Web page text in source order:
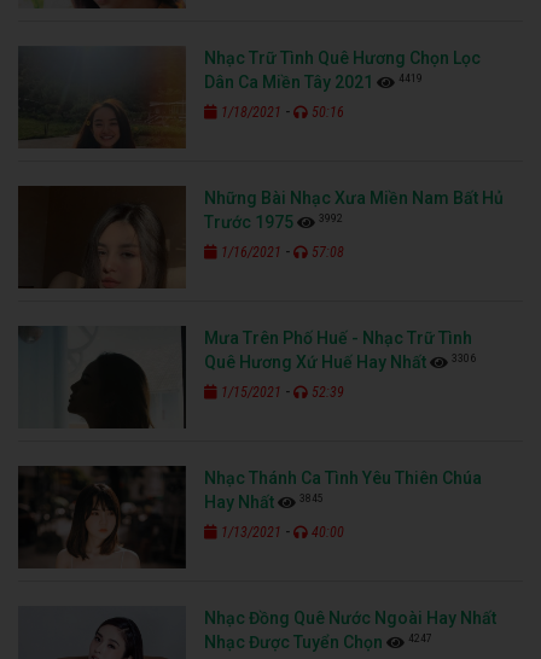
Nhạc Trữ Tình Quê Hương Chọn Lọc
Dân Ca Miền Tây 2021
4419
1/18/2021 - 50:16
Những Bài Nhạc Xưa Miền Nam Bất Hủ
Trước 1975
3992
1/16/2021 - 57:08
Mưa Trên Phố Huế - Nhạc Trữ Tình
Quê Hương Xứ Huế Hay Nhất
3306
1/15/2021 - 52:39
Nhạc Thánh Ca Tình Yêu Thiên Chúa
Hay Nhất
3845
1/13/2021 - 40:00
Nhạc Đồng Quê Nước Ngoài Hay Nhất
Nhạc Được Tuyển Chọn
4247